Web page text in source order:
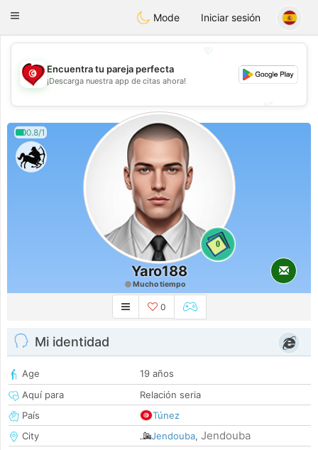
Tunisia Dating
Toggle
Mode Iniciar sesión
💖
💕
Encuentra tu pareja perfecta
¡Descarga nuestra app de citas ahora!
0.8/1
0
Yaro188
Mucho tiempo
0
Mi identidad
Age
19 años
Aquí para
Relación seria
País
Túnez
City
Jendouba, Jendouba